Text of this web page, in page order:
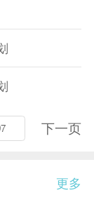
下一页
更多